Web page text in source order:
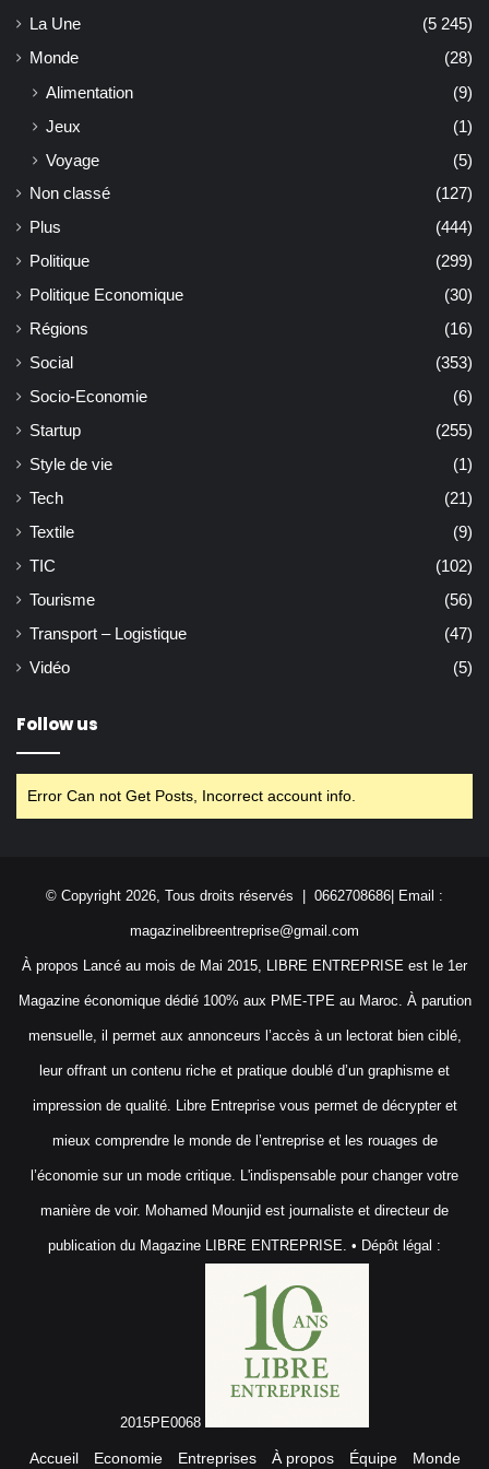
La Une
(5 245)
Monde
(28)
Alimentation
(9)
Jeux
(1)
Voyage
(5)
Non classé
(127)
Plus
(444)
Politique
(299)
Politique Economique
(30)
Régions
(16)
Social
(353)
Socio-Economie
(6)
Startup
(255)
Style de vie
(1)
Tech
(21)
Textile
(9)
TIC
(102)
Tourisme
(56)
Transport – Logistique
(47)
Vidéo
(5)
Follow us
Error Can not Get Posts, Incorrect account info.
© Copyright 2026, Tous droits réservés | 0662708686| Email :
magazinelibreentreprise@gmail.com
À propos Lancé au mois de Mai 2015, LIBRE ENTREPRISE est le 1er
Magazine économique dédié 100% aux PME-TPE au Maroc. À parution
mensuelle, il permet aux annonceurs l’accès à un lectorat bien ciblé,
leur offrant un contenu riche et pratique doublé d’un graphisme et
impression de qualité. Libre Entreprise vous permet de décrypter et
mieux comprendre le monde de l’entreprise et les rouages de
l’économie sur un mode critique. L'indispensable pour changer votre
manière de voir. Mohamed Mounjid est journaliste et directeur de
publication du Magazine LIBRE ENTREPRISE. • Dépôt légal :
2015PE0068
Accueil Economie Entreprises À propos Équipe Monde